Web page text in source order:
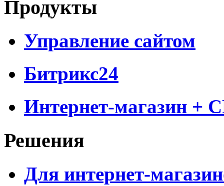
Продукты
Управление сайтом
Битрикс24
Интернет-магазин +
Решения
Для интернет-